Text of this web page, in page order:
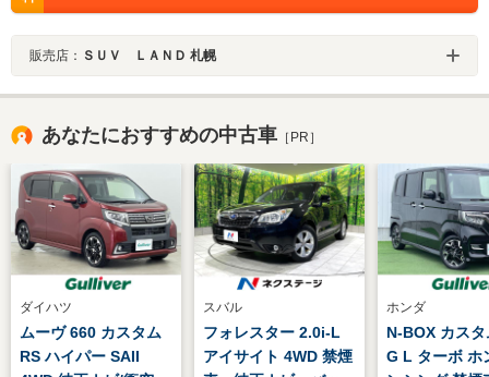
販売店： ＳＵＶ ＬＡＮＤ 札幌
あなたにおすすめの中古車 ［PR］
ダイハツ
ムーヴ 660 カスタム
RS ハイパー SAII
スバル
フォレスター 2.0i-L
アイサイト 4WD 禁煙
ホンダ
N-BOX カス
G L ターボ ホ